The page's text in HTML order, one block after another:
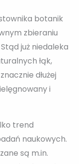
botanik
zbieraniu
już niedaleka
łąk,
dłużej
i
trend
naukowych.
są m.in.